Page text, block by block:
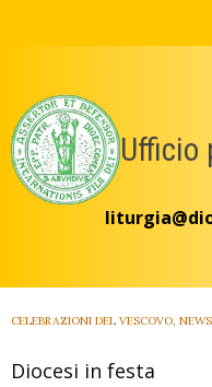
Ufficio
CELEBRAZIONI DEL VESCOVO, NEWS
Diocesi in festa